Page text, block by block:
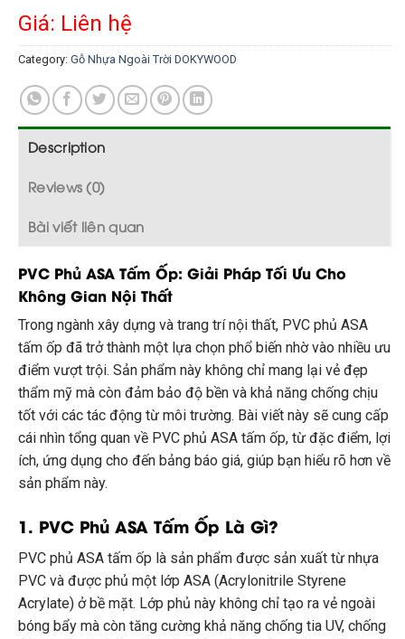
Giá: Liên hệ
Category: Gỗ Nhựa Ngoài Trời DOKYWOOD
Description
Reviews (0)
Bài viết liên quan
PVC Phủ ASA Tấm Ốp: Giải Pháp Tối Ưu Cho
Không Gian Nội Thất
Trong ngành xây dựng và trang trí nội thất, PVC phủ ASA
tấm ốp đã trở thành một lựa chọn phổ biến nhờ vào nhiều ưu
điểm vượt trội. Sản phẩm này không chỉ mang lại vẻ đẹp
thẩm mỹ mà còn đảm bảo độ bền và khả năng chống chịu
tốt với các tác động từ môi trường. Bài viết này sẽ cung cấp
cái nhìn tổng quan về PVC phủ ASA tấm ốp, từ đặc điểm, lợi
ích, ứng dụng cho đến bảng báo giá, giúp bạn hiểu rõ hơn về
sản phẩm này.
1. PVC Phủ ASA Tấm Ốp Là Gì?
PVC phủ ASA tấm ốp là sản phẩm được sản xuất từ nhựa
PVC và được phủ một lớp ASA (Acrylonitrile Styrene
Acrylate) ở bề mặt. Lớp phủ này không chỉ tạo ra vẻ ngoài
bóng bẩy mà còn tăng cường khả năng chống tia UV, chống